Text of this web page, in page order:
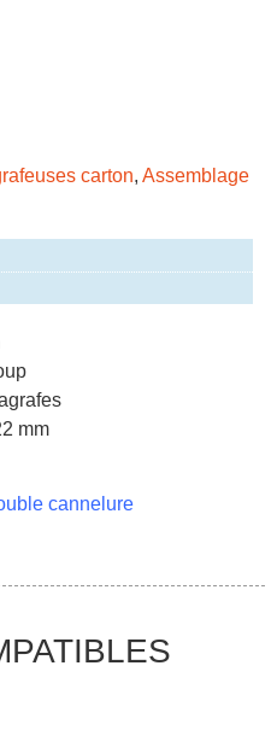
carton, Assemblage
mm
cannelure